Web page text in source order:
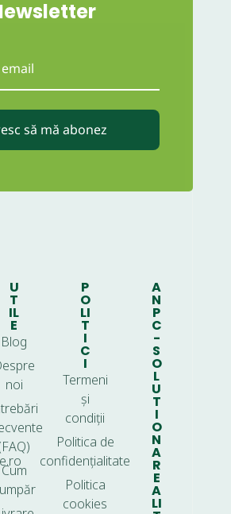
să mă abonez
U
T
IL
E
Blog
noi
Cum
P
O
LI
T
I
C
I
Termeni
și
condiții
Politica de
confidențialitate
Politica
cookies
A
N
P
C
-
S
O
L
U
T
I
O
N
A
R
E
A
LI